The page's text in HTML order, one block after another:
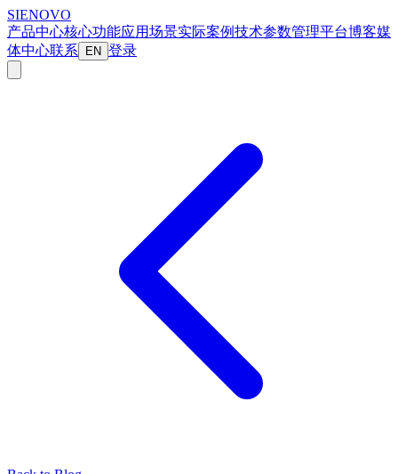
SIENOVO
产品中心核心功能应用场景实际案例技术参数管理平台博客媒
体中心联系 EN 登录